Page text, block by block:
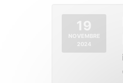
19
NOVEMBRE
2024